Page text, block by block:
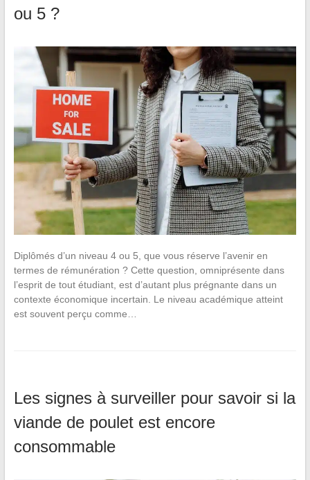
ou 5 ?
Diplômés d’un niveau 4 ou 5, que vous réserve l’avenir en
termes de rémunération ? Cette question, omniprésente dans
l’esprit de tout étudiant, est d’autant plus prégnante dans un
contexte économique incertain. Le niveau académique atteint
est souvent perçu comme…
Les signes à surveiller pour savoir si la
viande de poulet est encore
consommable